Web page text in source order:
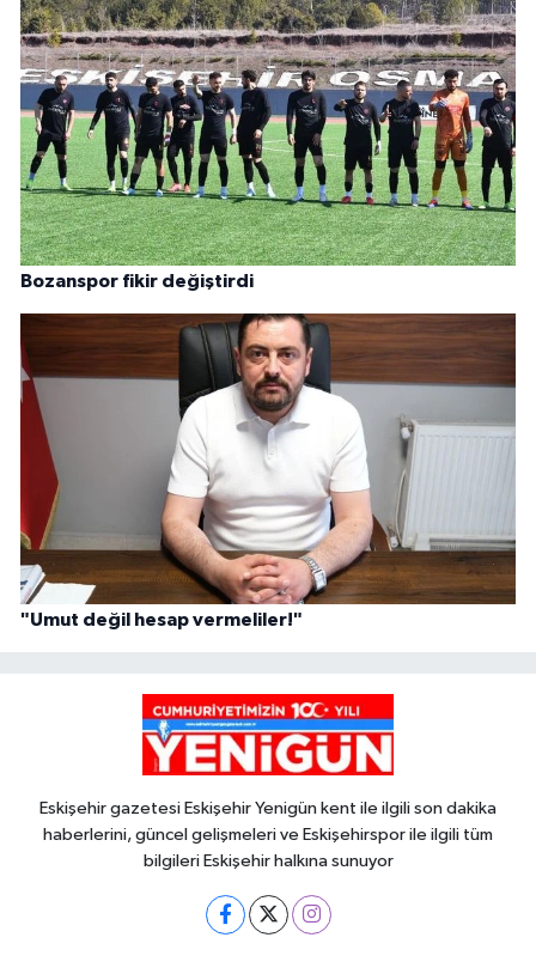
Bozanspor fikir değiştirdi
"Umut değil hesap vermeliler!"
Eskişehir gazetesi Eskişehir Yenigün kent ile ilgili son dakika
haberlerini, güncel gelişmeleri ve Eskişehirspor ile ilgili tüm
bilgileri Eskişehir halkına sunuyor